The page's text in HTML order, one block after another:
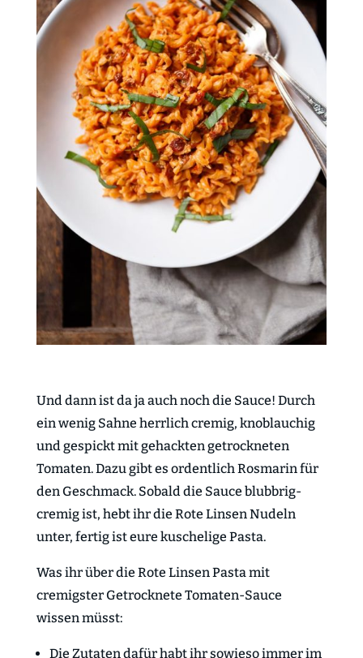
Und dann ist da ja auch noch die Sauce! Durch
ein wenig Sahne herrlich cremig, knoblauchig
und gespickt mit gehackten getrockneten
Tomaten. Dazu gibt es ordentlich Rosmarin für
den Geschmack. Sobald die Sauce blubbrig-
cremig ist, hebt ihr die Rote Linsen Nudeln
unter, fertig ist eure kuschelige Pasta.
Was ihr über die Rote Linsen Pasta mit
cremigster Getrocknete Tomaten-Sauce
wissen müsst:
Die Zutaten dafür habt ihr sowieso immer im